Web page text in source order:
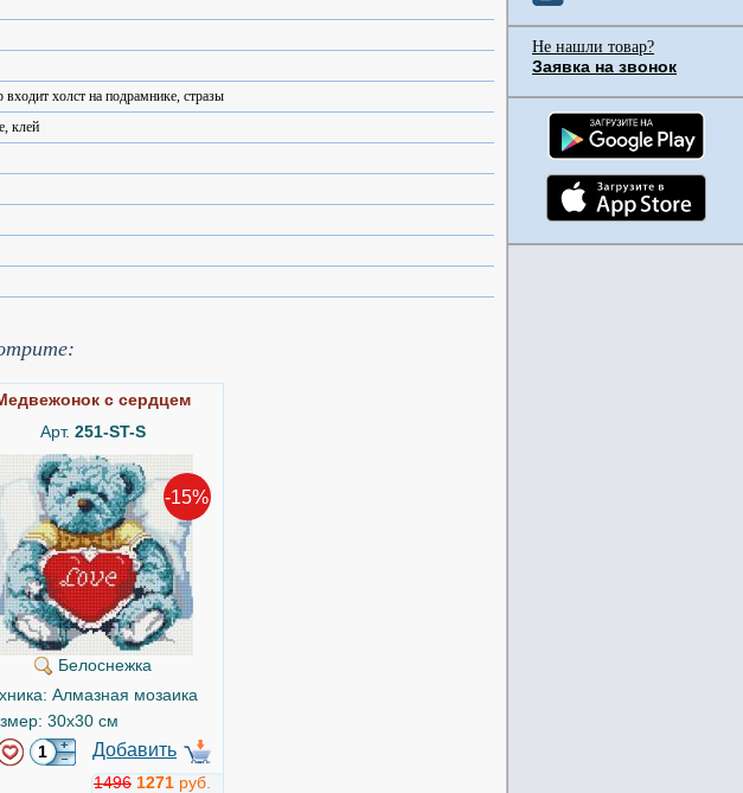
холст на подрамнике, стразы
клей
с сердцем
Арт. 251-ST-S
-15%
Белоснежка
Алмазная мозаика
30x30 см
Добавить
1496 1271 руб.
Не нашли товар?
Заявка на звонок